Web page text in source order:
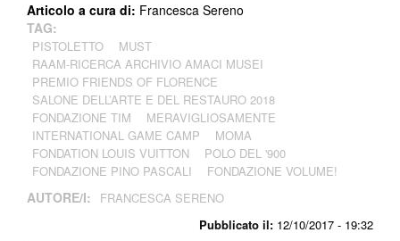
Pubblicato il: 12/10/2017 - 19:32
Articolo a cura di: Francesca Sereno
TAG:
PISTOLETTO
MUST
RAAM-RICERCA ARCHIVIO AMACI MUSEI
PREMIO FRIENDS OF FLORENCE
SALONE DELL’ARTE E DEL RESTAURO 2018
FONDAZIONE TIM
MERAVIGLIOSAMENTE
INTERNATIONAL GAME CAMP
MOMA
FONDATION LOUIS VUITTON
POLO DEL '900
FONDAZIONE PINO PASCALI
FONDAZIONE VOLUME!
AUTORE/I: FRANCESCA SERENO